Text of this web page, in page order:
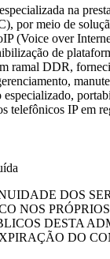
na
por meio de
(Voice over
de
ramal DDR,
telefônicos IP em
DOS
NOS
DESTA
DO